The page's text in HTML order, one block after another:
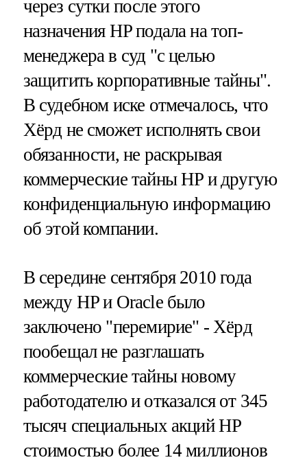
через сутки после этого
назначения HP подала на топ-
менеджера в суд "с целью
защитить корпоративные тайны".
В судебном иске отмечалось, что
Хёрд не сможет исполнять свои
обязанности, не раскрывая
коммерческие тайны HP и другую
конфиденциальную информацию
об этой компании.
В середине сентября 2010 года
между HP и Oracle было
заключено "перемирие" - Хёрд
пообещал не разглашать
коммерческие тайны новому
работодателю и отказался от 345
тысяч специальных акций HP
стоимостью более 14 миллионов